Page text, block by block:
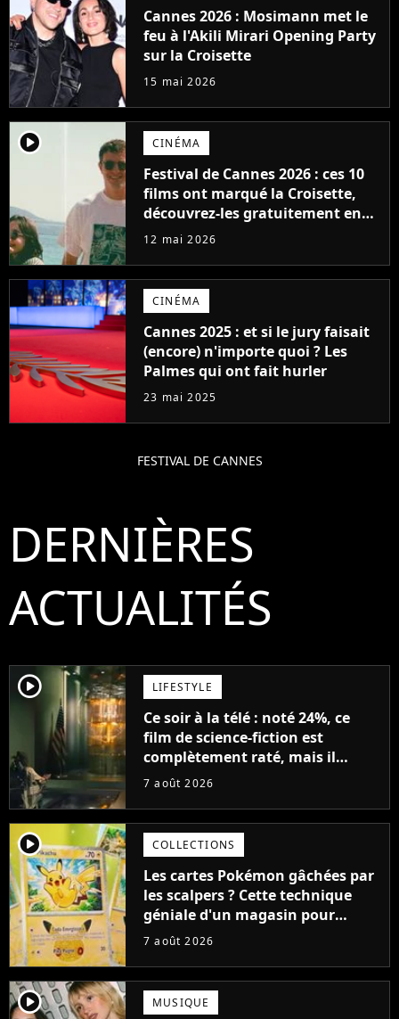
Cannes 2026 : Mosimann met le
feu à l'Akili Mirari Opening Party
sur la Croisette
15 mai 2026
player2 CINÉMA
Festival de Cannes 2026 : ces 10
films ont marqué la Croisette,
découvrez-les gratuitement en
streaming
12 mai 2026
CINÉMA
Cannes 2025 : et si le jury faisait
(encore) n'importe quoi ? Les
Palmes qui ont fait hurler
23 mai 2025
FESTIVAL DE CANNES
DERNIÈRES
ACTUALITÉS
player2 LIFESTYLE
Ce soir à la télé : noté 24%, ce
film de science-fiction est
complètement raté, mais il
aurait pu être encore pire à
7 août 2026
player2 COLLECTIONS
Les cartes Pokémon gâchées par
les scalpers ? Cette technique
géniale d'un magasin pour
ruiner les revendeurs
7 août 2026
player2 MUSIQUE